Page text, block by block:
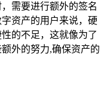
需要进行额外的签名
资产的用户来说，硬
的不足，这就像为了
外的努力,确保资产的